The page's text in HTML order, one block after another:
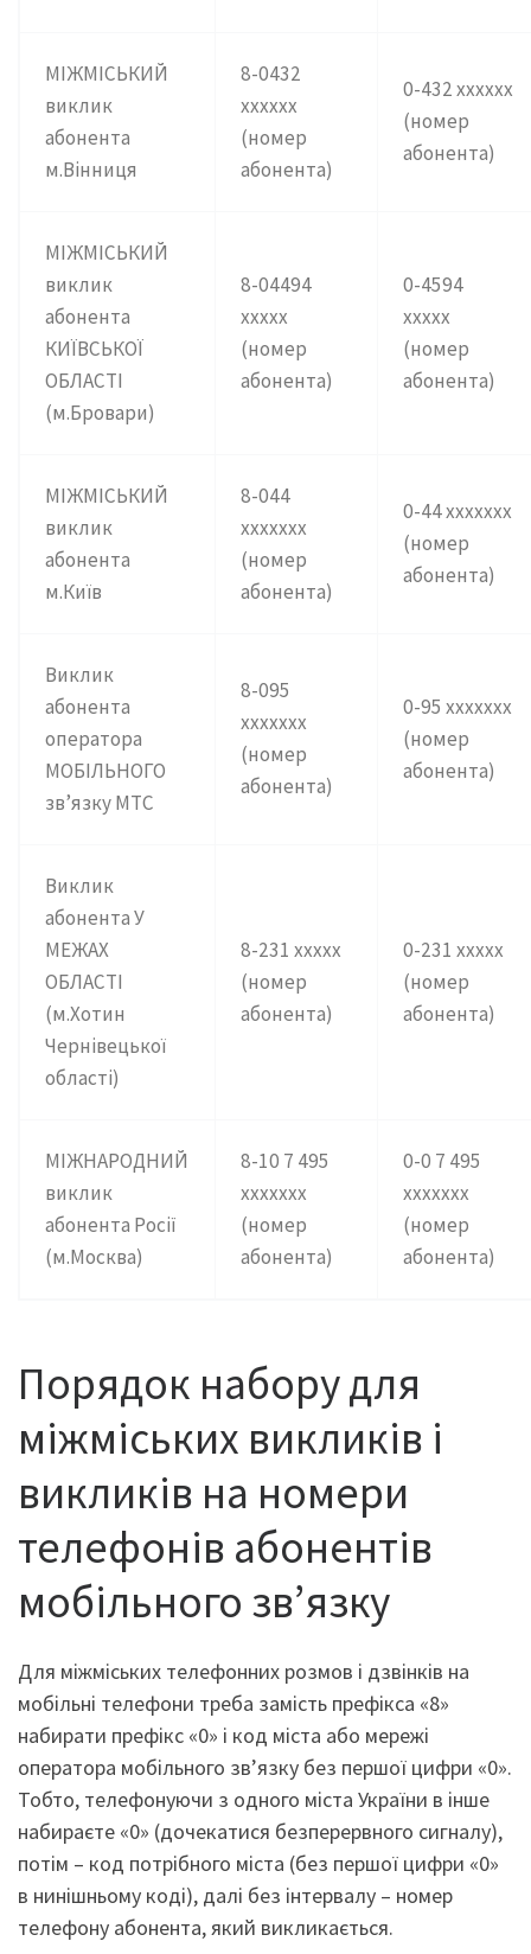
МІЖМІСЬКИЙ
виклик
абонента
м.Вінниця
8-0432
хххххх
(номер
абонента)
0-432 хххххх
(номер
абонента)
МІЖМІСЬКИЙ
виклик
абонента
КИЇВСЬКОЇ
ОБЛАСТІ
(м.Бровари)
8-04494
ххххх
(номер
абонента)
0-4594
ххххх
(номер
абонента)
МІЖМІСЬКИЙ
виклик
абонента
м.Київ
8-044
ххххххх
(номер
абонента)
0-44 ххххххх
(номер
абонента)
Виклик
абонента
оператора
МОБІЛЬНОГО
зв’язку МТС
8-095
ххххххх
(номер
абонента)
0-95 ххххххх
(номер
абонента)
Виклик
абонента У
МЕЖАХ
ОБЛАСТІ
(м.Хотин
Чернівецької
області)
8-231 ххххх
(номер
абонента)
0-231 ххххх
(номер
абонента)
МІЖНАРОДНИЙ
виклик
абонента Росії
(м.Москва)
8-10 7 495
ххххххх
(номер
абонента)
0-0 7 495
ххххххх
(номер
абонента)
Порядок набору для
міжміських викликів і
викликів на номери
телефонів абонентів
мобільного зв’язку
Для міжміських телефонних розмов і дзвінків на
мобільні телефони треба замість префікса «8»
набирати префікс «0» і код міста або мережі
оператора мобільного зв’язку без першої цифри «0».
Тобто, телефонуючи з одного міста України в інше
набираєте «0» (дочекатися безперервного сигналу),
потім – код потрібного міста (без першої цифри «0»
в нинішньому коді), далі без інтервалу – номер
телефону абонента, який викликається.